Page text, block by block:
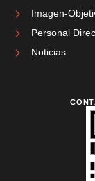
Imagen-
Personal
Noticias